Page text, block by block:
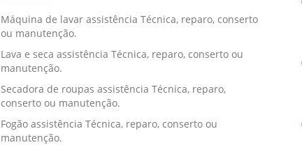
Máquina de lavar assistência Técnica, reparo, conserto
ou manutenção.
Lava e seca assistência Técnica, reparo, conserto ou
manutenção.
Secadora de roupas assistência Técnica, reparo,
conserto ou manutenção.
Fogão assistência Técnica, reparo, conserto ou
manutenção.